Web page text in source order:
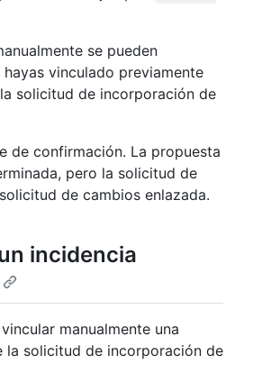
se pueden
vinculado previamente
solicitud de incorporación de
de confirmación. La propuesta
pero la solicitud de
de cambios enlazada.
incidencia
manualmente una
la solicitud de incorporación de